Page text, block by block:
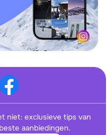
niet: exclusieve tips van
aanbiedingen.